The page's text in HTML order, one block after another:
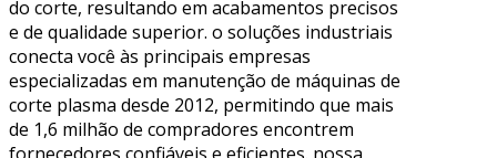
do corte, resultando em acabamentos precisos
e de qualidade superior. o soluções industriais
conecta você às principais empresas
especializadas em manutenção de máquinas de
corte plasma desde 2012, permitindo que mais
de 1,6 milhão de compradores encontrem